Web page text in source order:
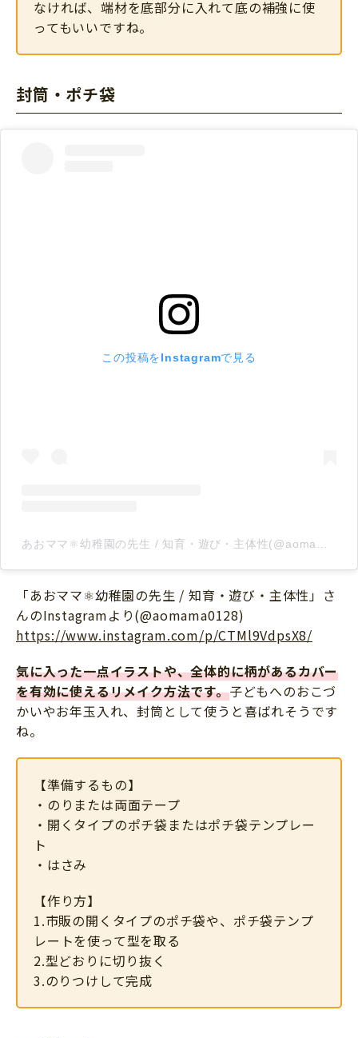
なければ、端材を底部分に入れて底の補強に使
ってもいいですね。
封筒・ポチ袋
この投稿をInstagramで見る
「あおママ⚛︎幼稚園の先生 / 知育・遊び・主体性」さ
んのInstagramより(@aomama0128)
https://www.instagram.com/p/CTMl9VdpsX8/
気に入った一点イラストや、全体的に柄があるカバー
を有効に使えるリメイク方法です。子どもへのおこづ
かいやお年玉入れ、封筒として使うと喜ばれそうです
ね。
【準備するもの】
・のりまたは両面テープ
・開くタイプのポチ袋またはポチ袋テンプレー
ト
・はさみ
【作り方】
1.市販の開くタイプのポチ袋や、ポチ袋テンプ
レートを使って型を取る
2.型どおりに切り抜く
3.のりつけして完成